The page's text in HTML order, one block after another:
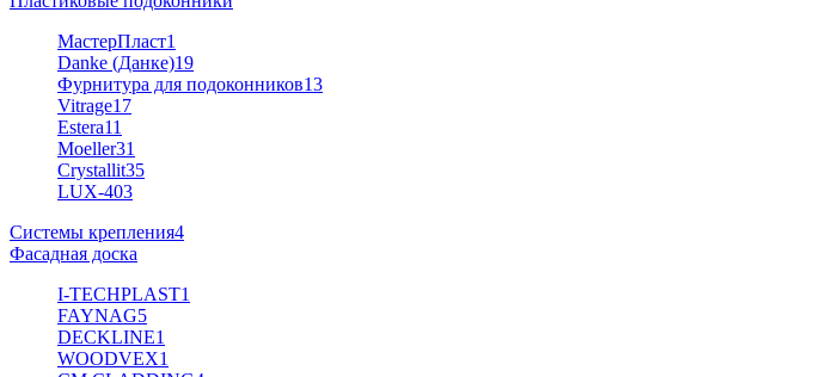
МастерПласт1
Danke (Данке)19
Фурнитура для подоконников13
Vitrage17
Estera11
Moeller31
Crystallit35
LUX-403
Системы крепления4
Фасадная доска
I-TECHPLAST1
FAYNAG5
DECKLINE1
WOODVEX1